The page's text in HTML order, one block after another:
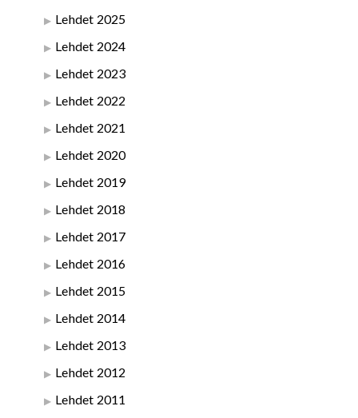
Lehdet 2025
Lehdet 2024
Lehdet 2023
Lehdet 2022
Lehdet 2021
Lehdet 2020
Lehdet 2019
Lehdet 2018
Lehdet 2017
Lehdet 2016
Lehdet 2015
Lehdet 2014
Lehdet 2013
Lehdet 2012
Lehdet 2011